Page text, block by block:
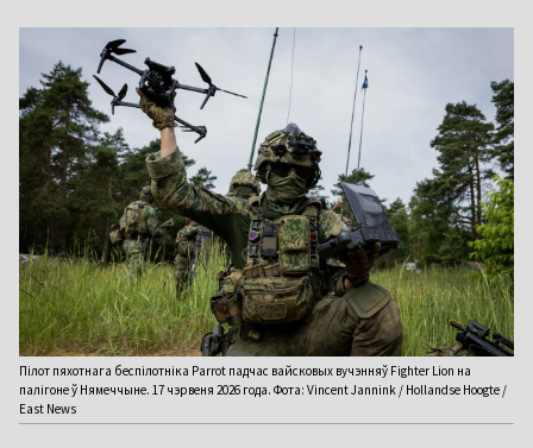
Пілот пяхотнага беспілотніка Parrot падчас вайсковых вучэнняў Fighter Lion на
палігоне ў Нямеччыне. 17 чэрвеня 2026 года. Фота: Vincent Jannink / Hollandse Hoogte /
East News